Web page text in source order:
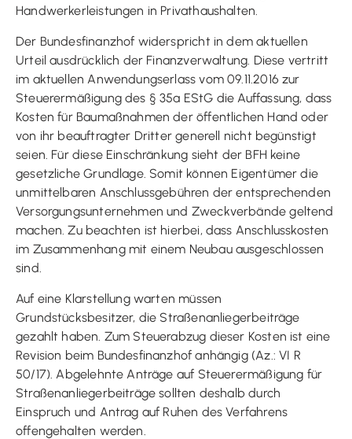
Handwerkerleistungen in Privathaushalten.
Der Bundesfinanzhof widerspricht in dem aktuellen
Urteil ausdrücklich der Finanzverwaltung. Diese vertritt
im aktuellen Anwendungserlass vom 09.11.2016 zur
Steuerermäßigung des § 35a EStG die Auffassung, dass
Kosten für Baumaßnahmen der öffentlichen Hand oder
von ihr beauftragter Dritter generell nicht begünstigt
seien. Für diese Einschränkung sieht der BFH keine
gesetzliche Grundlage. Somit können Eigentümer die
unmittelbaren Anschlussgebühren der entsprechenden
Versorgungsunternehmen und Zweckverbände geltend
machen. Zu beachten ist hierbei, dass Anschlusskosten
im Zusammenhang mit einem Neubau ausgeschlossen
sind.
Auf eine Klarstellung warten müssen
Grundstücksbesitzer, die Straßenanliegerbeiträge
gezahlt haben. Zum Steuerabzug dieser Kosten ist eine
Revision beim Bundesfinanzhof anhängig (Az.: VI R
50/17). Abgelehnte Anträge auf Steuerermäßigung für
Straßenanliegerbeiträge sollten deshalb durch
Einspruch und Antrag auf Ruhen des Verfahrens
offengehalten werden.